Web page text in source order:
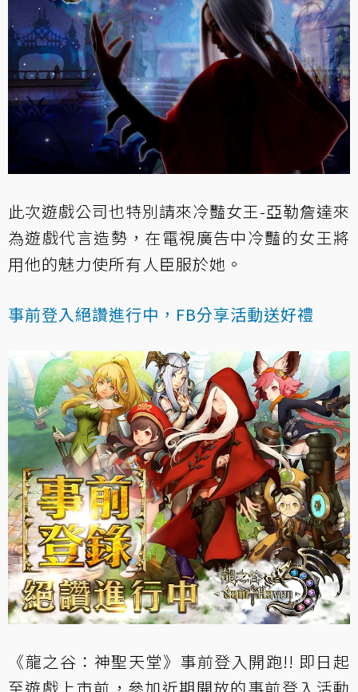
此次遊戲公司也特別請來冷豔女王-亞勒詹達來
為遊戲代言造勢，在電視廣告中冷豔的女王將
用他的魅力使所有人臣服於她。
事前登入絕讚進行中，FB分享活動送好禮
《龍之谷：神聖天堂》事前登入開跑!! 即日起